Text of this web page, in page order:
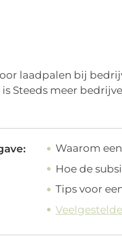
laadpalen bij
Steeds meer
Waarom
Hoe de
Tips voor